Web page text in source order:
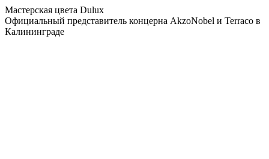
Мастерская цвета Dulux
Официальный представитель концерна AkzoNobel и Terraco в
Калининграде